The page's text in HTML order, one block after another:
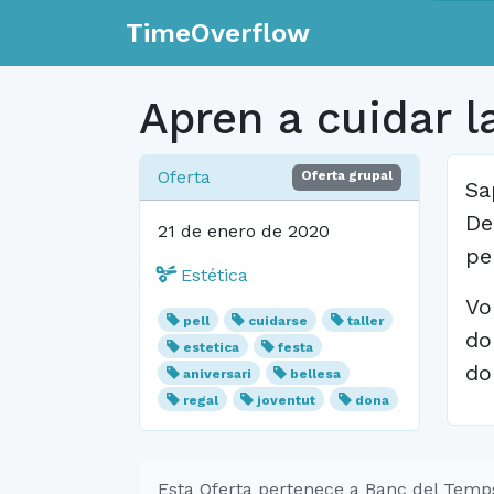
TimeOverflow
Apren a cuidar
Oferta Oferta grupal
21 de enero de 2020
Estética
pell cuidarse
taller
estetica
festa
aniversari
bellesa
regal
joventut dona
Esta Oferta pertenece a Banc del